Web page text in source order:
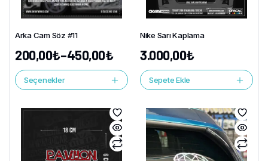
Arka Cam Söz #11
200,00₺–450,00₺
Seçenekler
Nike Sarı Kaplama
3.000,00₺
Sepete Ekle